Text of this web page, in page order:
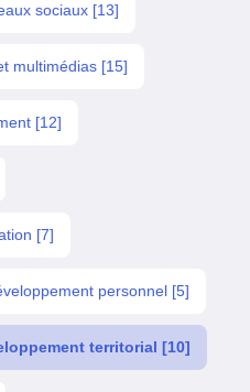
sociaux [13]
multimédias [15]
[12]
[7]
personnel [5]
territorial [10]